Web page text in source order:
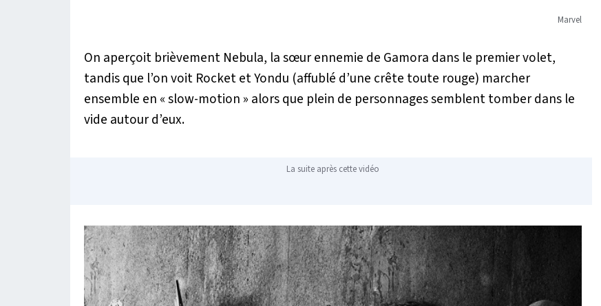
Marvel
On aperçoit brièvement Nebula, la sœur ennemie de Gamora dans le premier volet,
tandis que l’on voit Rocket et Yondu (affublé d’une crête toute rouge) marcher
ensemble en « slow-motion » alors que plein de personnages semblent tomber dans le
vide autour d’eux.
La suite après cette vidéo